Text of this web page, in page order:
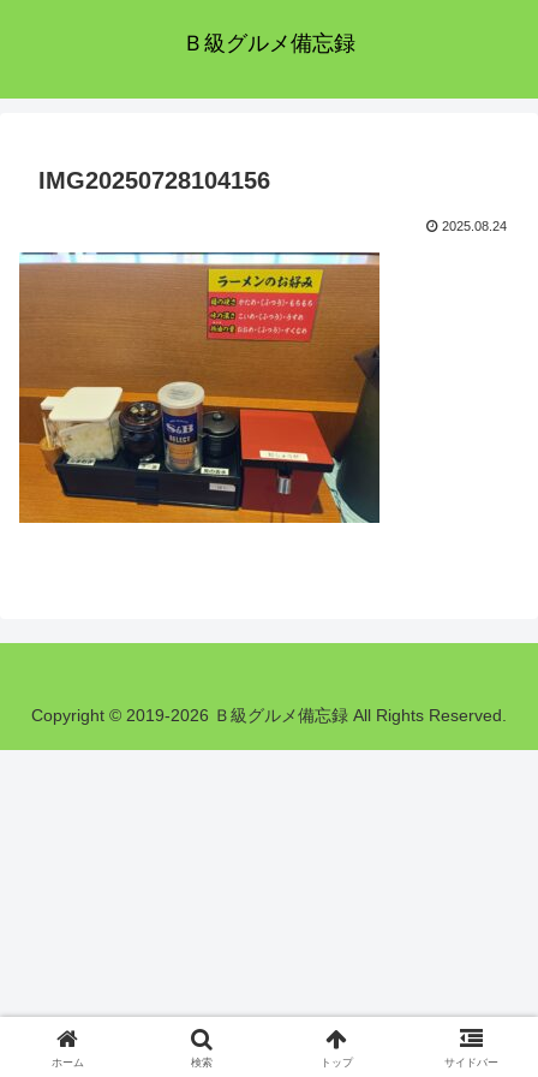
Ｂ級グルメ備忘録
IMG20250728104156
2025.08.24
Copyright © 2019-2026 Ｂ級グルメ備忘録 All Rights Reserved.
ホーム 検索 トップ サイドバー